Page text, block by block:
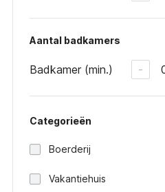
Aantal badkamers
Badkamer (min.) -
Categorieën
Boerderij
Vakantiehuis